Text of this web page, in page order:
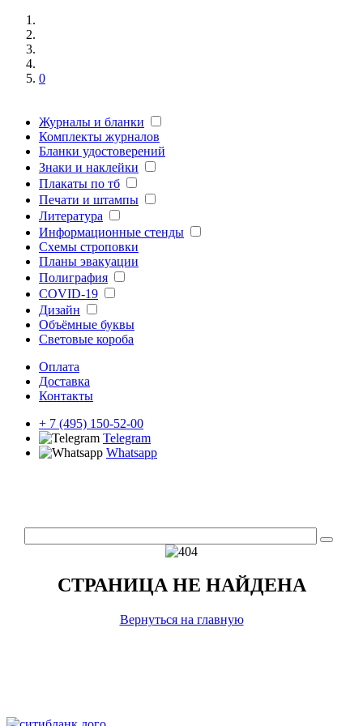
0
Журналы и бланки
Комплекты журналов
Бланки удостоверений
Знаки и наклейки
Плакаты по тб
Печати и штампы
Литература
Информационные стенды
Схемы строповки
Планы эвакуации
Полиграфия
COVID-19
Дизайн
Объёмные буквы
Световые короба
Оплата
Доставка
Контакты
+ 7 (495) 150-52-00
Telegram
Whatsapp
СТРАНИЦА НЕ НАЙДЕНА
Вернуться на главную